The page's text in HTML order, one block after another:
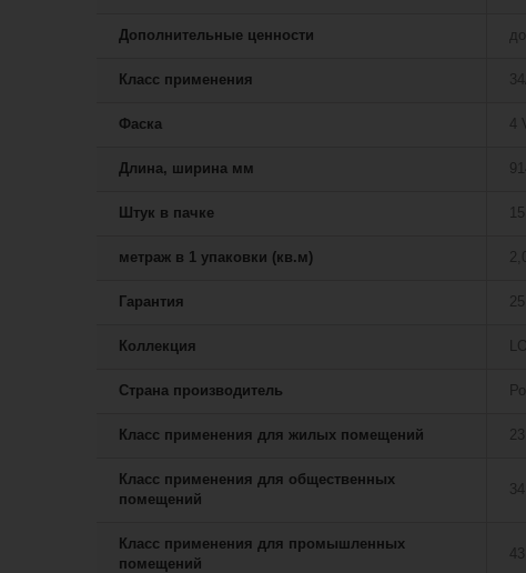
Дополнительные ценности
Класс применения
Фаска 4
Длина, ширина мм
Штук в пачке 15
метраж в 1 упаковки (кв.м)
Гарантия
Коллекция
Страна производитель
Класс применения для жилых помещений 23
Класс применения для общественных
помещений
34
Класс применения для промышленных
помещений
43